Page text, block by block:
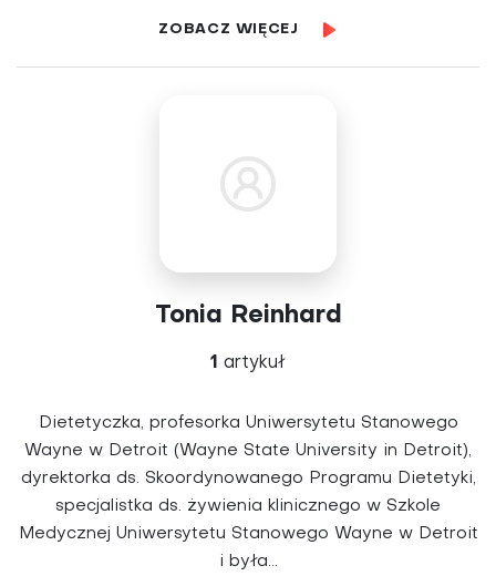
ZOBACZ WIĘCEJ
Tonia Reinhard
1 artykuł
Dietetyczka, profesorka Uniwersytetu Stanowego
Wayne w Detroit (Wayne State University in Detroit),
dyrektorka ds. Skoordynowanego Programu Dietetyki,
specjalistka ds. żywienia klinicznego w Szkole
Medycznej Uniwersytetu Stanowego Wayne w Detroit
i była...